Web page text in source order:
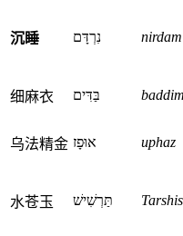
沉睡 נִרְדָּם nirdam
细麻衣 בַּדִּים baddim
乌法精金 אוּפָז uphaz
水苍玉 תַּרְשִׁישׁ